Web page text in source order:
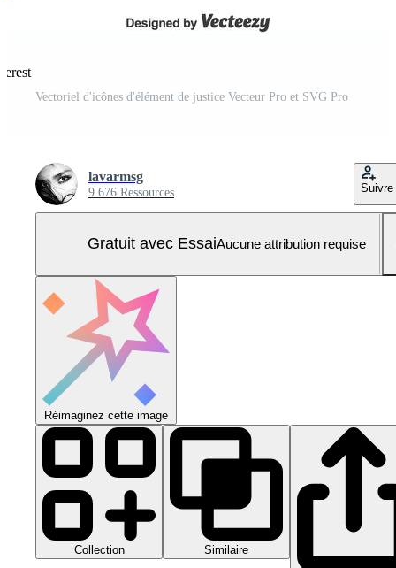
Vectoriel d'icônes d'élément de justice Vecteur Pro et SVG Pro
lavarmsg
9 676 Ressources Suivre
Gratuit avec EssaiAucune attribution requise
Réimaginez cette image
Collection Similaire